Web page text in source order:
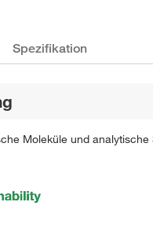
Spezifikation
Moleküle und